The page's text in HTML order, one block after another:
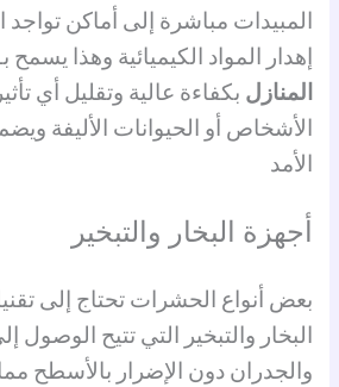
المبيدات مباشرة إلى أماكن
إهدار المواد الكيميائية وهذا يسمح
المنازل بكفاءة عالية وتقليل أي
الأشخاص أو الحيوانات الأليفة
الأمد
أجهزة البخار والتبخير
بعض أنواع الحشرات تحتاج إلى
البخار والتبخير التي تتيح
والجدران دون الإضرار بالأسطح